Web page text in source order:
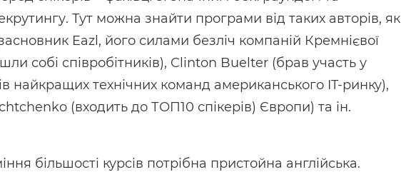
Тут можна знайти програми від таких авторів, як
Eazl, його силами безліч компаній Кремнієвої
собі співробітників), Clinton Buelter (брав участь у
найкращих технічних команд американського IT-ринку),
(входить до ТОП10 спікерів) Європи) та ін.
більшості курсів потрібна пристойна англійська.